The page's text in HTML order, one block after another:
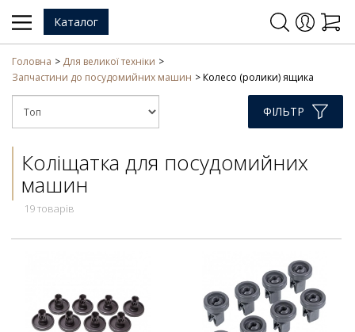
Каталог
Головна
Для великої техніки
Запчастини до посудомийних машин
Колесо (ролики) ящика
ФІЛЬТР
Коліщатка для посудомийних
машин
19 товарів